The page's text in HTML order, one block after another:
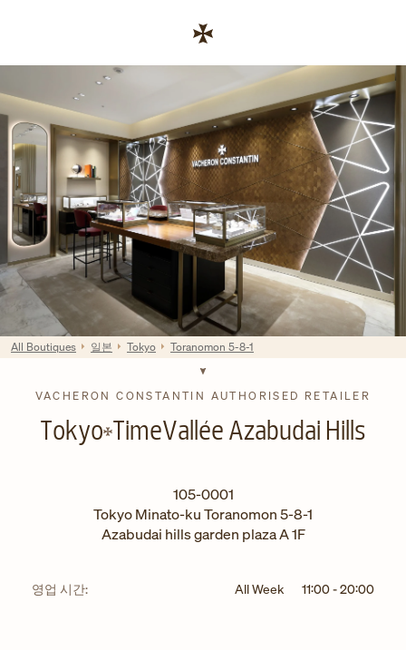
Return to Nav
VACHERON CONSTANTIN AUTHORISED RETAILER
Tokyo TimeVallée Azabudai Hills
105-0001
TokyoMinato-kuToranomon 5-8-1
Azabudai hills garden plaza A 1F
영업 시간: All Week 11:00-20:00
All Boutiques 일본 Tokyo Toranomon 5-8-1